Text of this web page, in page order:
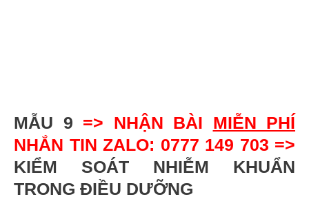
MẪU 9 => NHẬN BÀI MIỄN PHÍ
NHẮN TIN ZALO: 0777 149 703 =>
KIỂM SOÁT NHIỄM KHUẨN
TRONG ĐIỀU DƯỠNG